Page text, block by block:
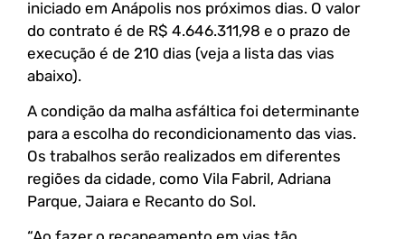
iniciado em Anápolis nos próximos dias. O valor
do contrato é de R$ 4.646.311,98 e o prazo de
execução é de 210 dias (veja a lista das vias
abaixo).
A condição da malha asfáltica foi determinante
para a escolha do recondicionamento das vias.
Os trabalhos serão realizados em diferentes
regiões da cidade, como Vila Fabril, Adriana
Parque, Jaiara e Recanto do Sol.